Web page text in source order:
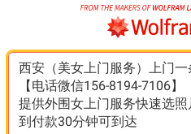
西安（美女上门服务）上门一
【电话微信156-8194-7106】
提供外围女上门服务快速选
到付款30分钟可到达